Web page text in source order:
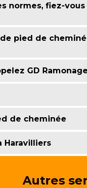
normes, fiez-vous
pied de
GD
de cheminée
Haravilliers
Autres